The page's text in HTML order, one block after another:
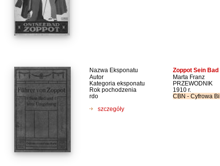
Nazwa Eksponatu Zoppot Sein
Autor
Marta Franz
Kategoria eksponatu
PRZEWODNIK
Rok pochodzenia
1910 r.
rdo
CBN - Cyfrowa
szczegóły